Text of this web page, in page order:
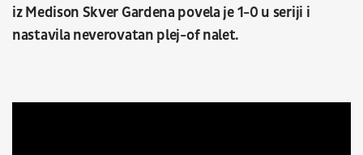
iz Medison Skver Gardena povela je 1-0 u seriji i
nastavila neverovatan plej-of nalet.